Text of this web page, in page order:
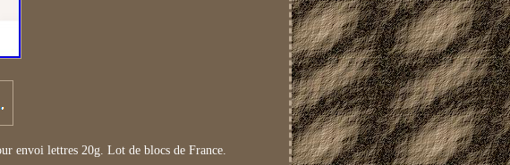
lettres 20g. Lot de blocs de France.